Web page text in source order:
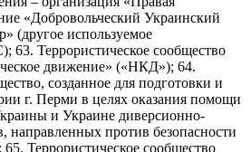
«Добровольческий Украинский
(другое используемое
Террористическое сообщество
движение» («НКД»); 64.
созданное для подготовки и
г. Перми в целях оказания помощи
и Украине диверсионно-
направленных против безопасности
Террористическое сообщество